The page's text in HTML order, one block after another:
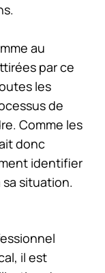
au
par ce
les
de
Comme les
donc
identifier
sa situation.
il est